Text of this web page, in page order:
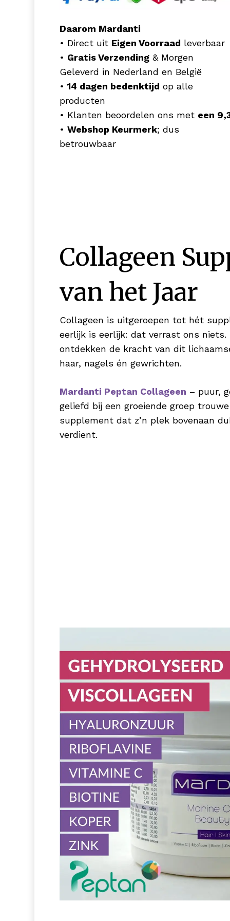
Daarom Mardanti
• Direct uit Eigen Voorraad leverbaar
• Gratis Verzending& Morgen
Geleverd in Nederland en België
• 14 dagen bedenktijd op alle
producten
• Klanten beoordelen ons met een
• Webshop Keurmerk; dus
betrouwbaar
Collageen
van het Jaar
Collageen is uitgeroepen tot hét
eerlijk is eerlijk: dat verrast ons niets.
ontdekken de kracht van dit
haar, nagels én gewrichten.
Mardanti Peptan Collageen – puur,
geliefd bij een groeiende groep
supplement dat z’n plek bovenaan
verdient.